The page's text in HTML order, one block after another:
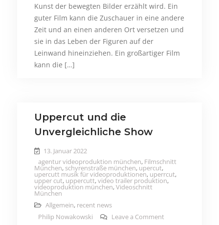
Kunst der bewegten Bilder erzählt wird. Ein
guter Film kann die Zuschauer in eine andere
Zeit und an einen anderen Ort versetzen und
sie in das Leben der Figuren auf der
Leinwand hineinziehen. Ein großartiger Film
kann die […]
Uppercut und die
Unvergleichliche Show
13. Januar 2022
agentur videoproduktion münchen, Filmschnitt
München, schyrenstraße münchen, upercut,
upercutt musik für videoproduktionen, uperrcut,
upper cut, uppercutt,video trailer produktion,
videoproduktion münchen,Videoschnitt
München
Allgemein, recent news
Philip Nowakowski
Leave a Comment